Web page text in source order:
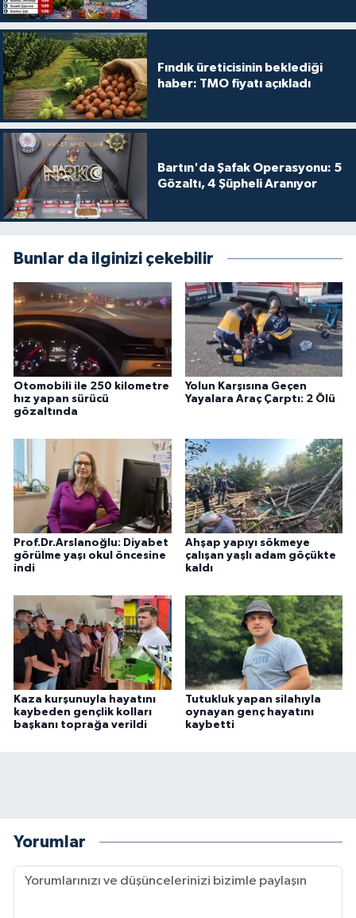
Fındık üreticisinin beklediği
haber: TMO fiyatı açıkladı
Bartın'da Şafak Operasyonu: 5
Gözaltı, 4 Şüpheli Aranıyor
Bunlar da ilginizi çekebilir
Otomobili ile 250 kilometre
hız yapan sürücü
gözaltında
Yolun Karşısına Geçen
Yayalara Araç Çarptı: 2 Ölü
Prof.Dr.Arslanoğlu: Diyabet
görülme yaşı okul öncesine
indi
Ahşap yapıyı sökmeye
çalışan yaşlı adam göçükte
kaldı
Kaza kurşunuyla hayatını
kaybeden gençlik kolları
başkanı toprağa verildi
Tutukluk yapan silahıyla
oynayan genç hayatını
kaybetti
Yorumlar